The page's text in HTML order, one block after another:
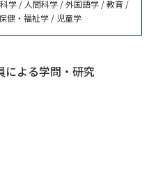
大学検索
る
学 / 人間科学 / 外国語学 / 教育 /
健・福祉学 / 児童学
による学問・研究